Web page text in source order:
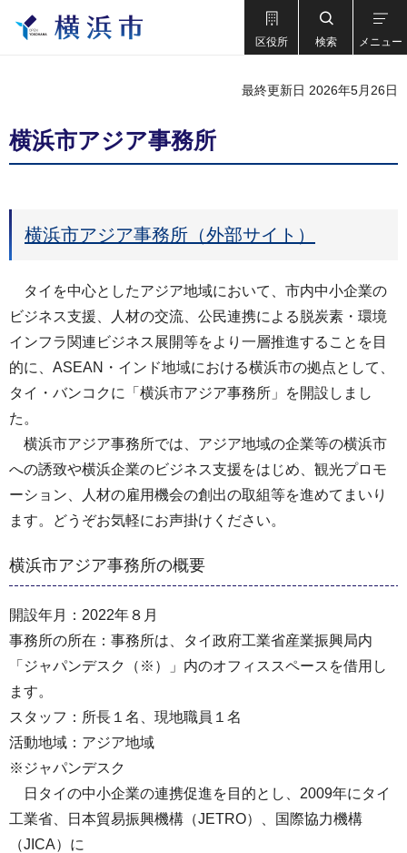
区役所 検索 メニュー
最終更新日 2026年5月26日
横浜市アジア事務所
横浜市アジア事務所（外部サイト）
タイを中心としたアジア地域において、市内中小企業の
ビジネス支援、人材の交流、公民連携による脱炭素・環境
インフラ関連ビジネス展開等をより一層推進することを目
的に、ASEAN・インド地域における横浜市の拠点として、
タイ・バンコクに「横浜市アジア事務所」を開設しまし
た。
横浜市アジア事務所では、アジア地域の企業等の横浜市
への誘致や横浜企業のビジネス支援をはじめ、観光プロモ
ーション、人材の雇用機会の創出の取組等を進めてまいり
ます。どうぞお気軽にお声掛けください。
横浜市アジア事務所の概要
開設年月：2022年８月
事務所の所在：事務所は、タイ政府工業省産業振興局内
「ジャパンデスク（※）」内のオフィススペースを借用し
ます。
スタッフ：所長１名、現地職員１名
活動地域：アジア地域
※ジャパンデスク
日タイの中小企業の連携促進を目的とし、2009年にタイ
工業省、日本貿易振興機構（JETRO）、国際協力機構
（JICA）に